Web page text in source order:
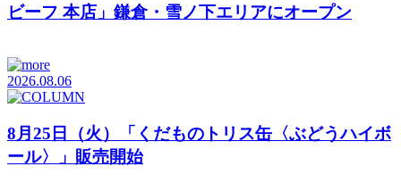
ビーフ 本店」鎌倉・雪ノ下エリアにオープン
2026.08.06
8月25日（火）「くだものトリス缶〈ぶどうハイボ
ール〉」販売開始